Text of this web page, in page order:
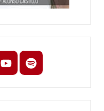
youtubespotify